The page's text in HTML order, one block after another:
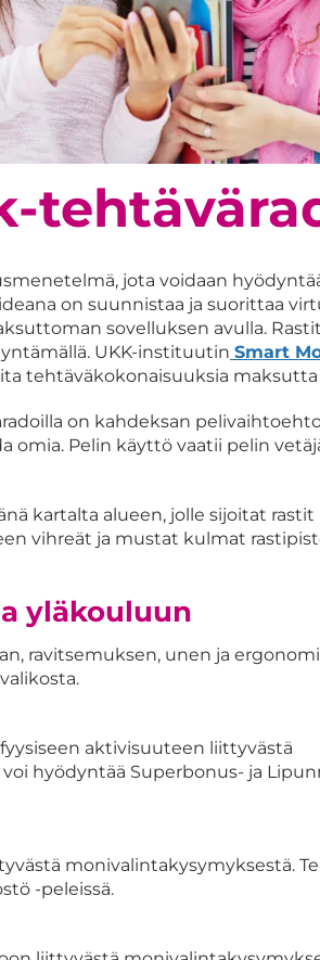
jota voidaan
on suunnistaa ja suorittaa
sovelluksen avulla.
UKK-instituutin Smart
tehtäväkokonaisuuksia
on kahdeksan
omia. Pelin käyttö vaatii pelin
kartalta alueen, jolle sijoitat rastit
vihreät ja mustat kulmat
yläkouluun
ravitsemuksen, unen ja
aktivisuuteen liittyvästä
hyödyntää Superbonus- ja
monivalintakysymyksestä.
-peleissä.